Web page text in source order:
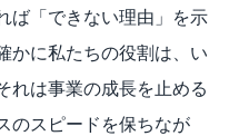
ば「できない理由」を示
かに私たちの役割は、い
れは事業の成長を止める
のスピードを保ちなが